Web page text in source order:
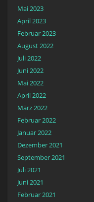
Mai 2023
April 2023
Februar 2023
August 2022
Juli 2022
Juni 2022
Mai 2022
April 2022
März 2022
Februar 2022
Januar 2022
Dezember 2021
September 2021
Juli 2021
Juni 2021
Februar 2021